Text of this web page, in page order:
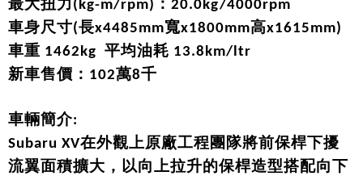
最大扭力(kg-m/rpm)：20.0kg/4000rpm
車身尺寸(長x4485mm寬x1800mm高x1615mm)
車重 1462kg 平均油耗 13.8km/ltr
新車售價：102萬8千
車輛簡介:
Subaru XV在外觀上原廠工程團隊將前保桿下擾
流翼面積擴大，以向上拉升的保桿造型搭配向下